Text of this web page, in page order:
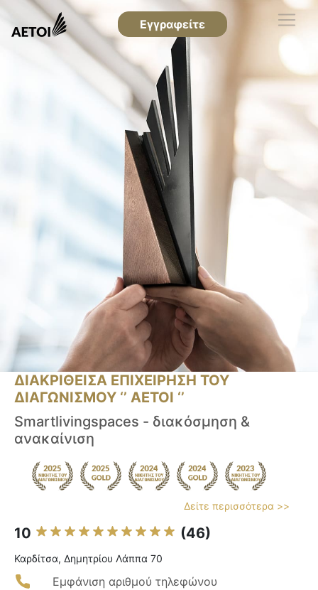
Εγγραφείτε
ΔΙΑΚΡΙΘΕΙΣΑ ΕΠΙΧΕΙΡΗΣΗ ΤΟΥ
ΔΙΑΓΩΝΙΣΜΟΥ ‘’ ΑΕΤΟΙ ‘’
Smartlivingspaces - διακόσμηση &
ανακαίνιση
Δείτε περισσότερα >>
10 (46)
Καρδίτσα, Δημητρίου Λάππα 70
Εμφάνιση αριθμού τηλεφώνου